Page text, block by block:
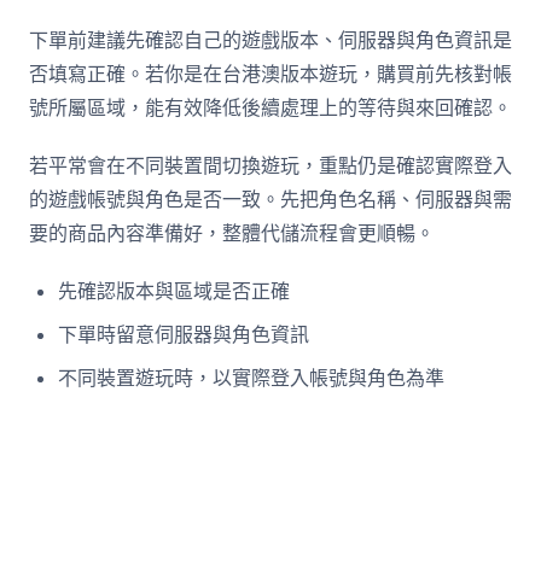
下單前建議先確認自己的遊戲版本、伺服器與角色資訊是
否填寫正確。若你是在台港澳版本遊玩，購買前先核對帳
號所屬區域，能有效降低後續處理上的等待與來回確認。
若平常會在不同裝置間切換遊玩，重點仍是確認實際登入
的遊戲帳號與角色是否一致。先把角色名稱、伺服器與需
要的商品內容準備好，整體代儲流程會更順暢。
先確認版本與區域是否正確
下單時留意伺服器與角色資訊
不同裝置遊玩時，以實際登入帳號與角色為準